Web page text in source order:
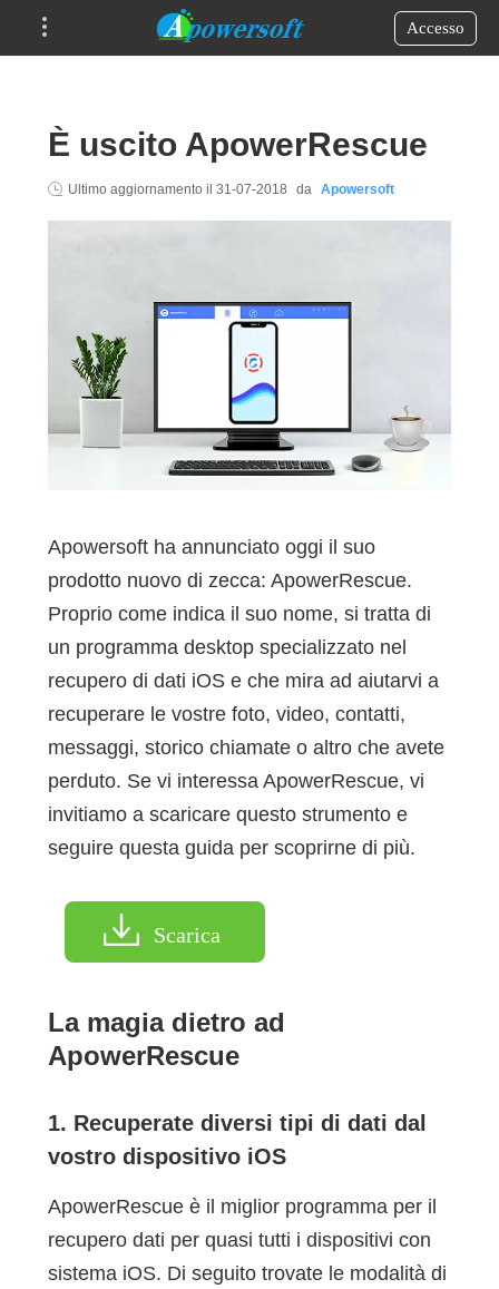
Accesso
È uscito ApowerRescue
Ultimo aggiornamento il 31-07-2018 da Apowersoft
Apowersoft ha annunciato oggi il suo
prodotto nuovo di zecca: ApowerRescue.
Proprio come indica il suo nome, si tratta di
un programma desktop specializzato nel
recupero di dati iOS e che mira ad aiutarvi a
recuperare le vostre foto, video, contatti,
messaggi, storico chiamate o altro che avete
perduto. Se vi interessa ApowerRescue, vi
invitiamo a scaricare questo strumento e
seguire questa guida per scoprirne di più.
Scarica
La magia dietro ad
ApowerRescue
1. Recuperate diversi tipi di dati dal
vostro dispositivo iOS
ApowerRescue è il miglior programma per il
recupero dati per quasi tutti i dispositivi con
sistema iOS. Di seguito trovate le modalità di